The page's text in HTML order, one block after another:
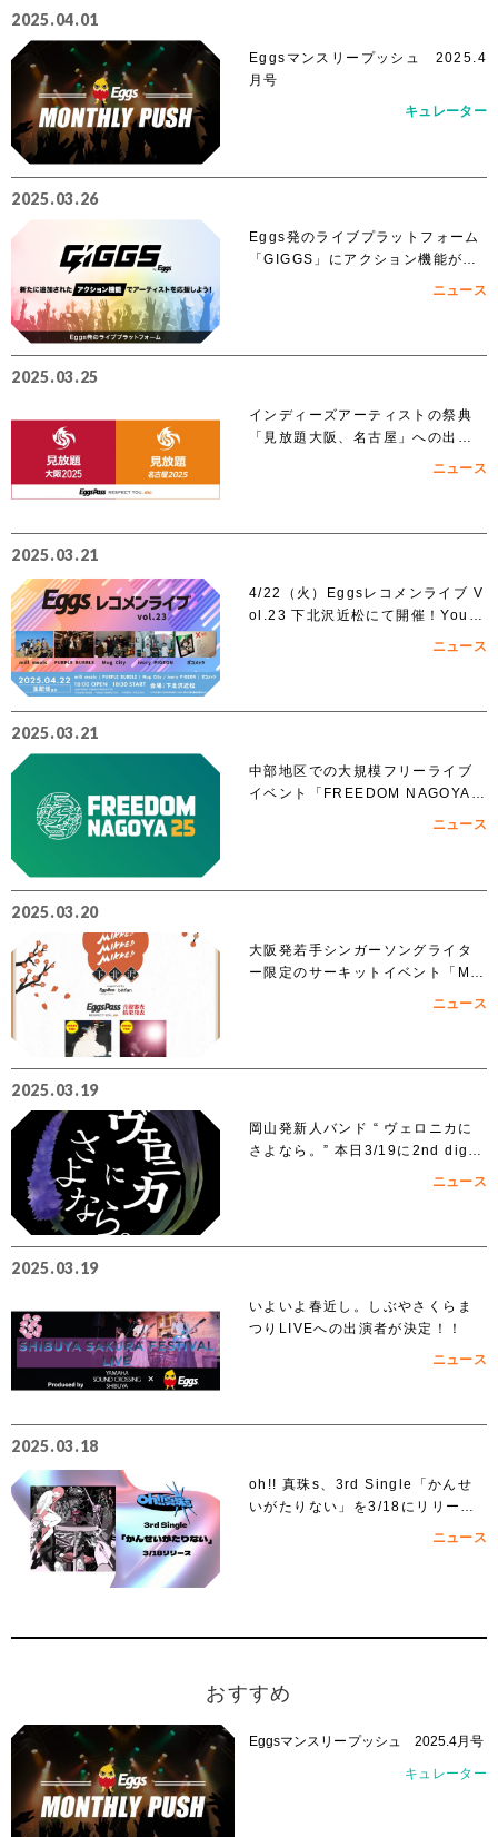
2025.04.01
Eggsマンスリープッシュ 2025.4
月号
キュレーター
2025.03.26
Eggs発のライブプラットフォーム
「GIGGS」にアクション機能が追
ニュース
2025.03.25
インディーズアーティストの祭典
「見放題大阪、名古屋」への出演
ニュース
2025.03.21
4/22（火）Eggsレコメンライブ V
ol.23 下北沢近松にて開催！YouT
ニュース
2025.03.21
中部地区での大規模フリーライブ
イベント「FREEDOM NAGOYA 2
ニュース
2025.03.20
大阪発若手シンガーソングライタ
ー限定のサーキットイベント「MIK
ニュース
2025.03.19
岡山発新人バンド “ ヴェロニカに
さよなら。” 本日3/19に2nd digit
ニュース
2025.03.19
いよいよ春近し。しぶやさくらま
つりLIVEへの出演者が決定！！
ニュース
2025.03.18
oh!! 真珠s、3rd Single「かんせ
いがたりない」を3/18にリリー
ニュース
おすすめ
Eggsマンスリープッシュ 2025.4月号
キュレーター